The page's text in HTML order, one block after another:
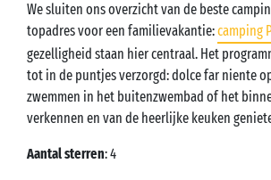
We sluiten ons overzicht van de beste
topadres voor een familievakantie:camping
gezelligheid staan hier centraal. Het
tot in de puntjes verzorgd: dolce far niente
zwemmen in het buitenzwembad of het
verkennen en van de heerlijke keuken
Aantal sterren: 4